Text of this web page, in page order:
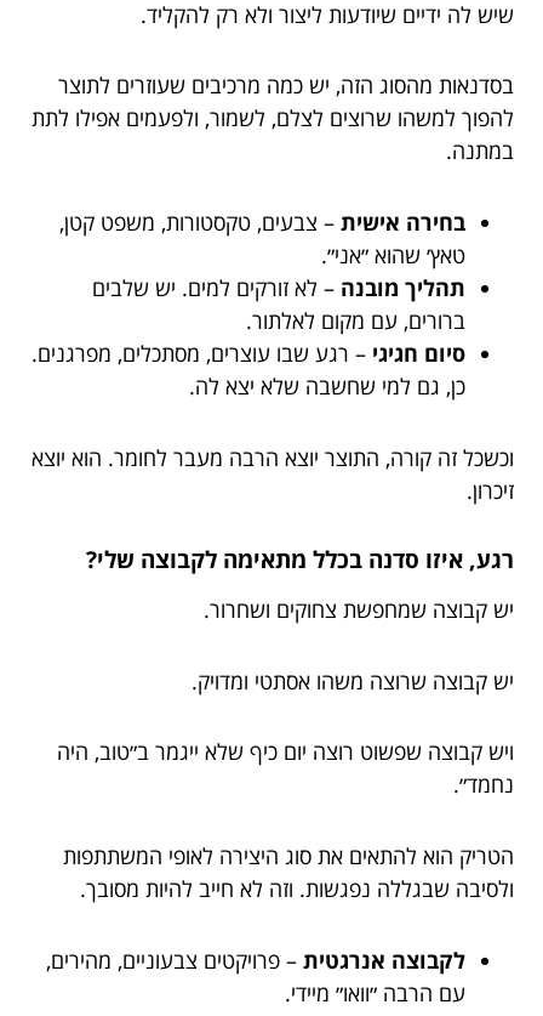
שיש לה ידיים שיודעות ליצור ולא רק להקליד.
בסדנאות מהסוג הזה, יש כמה מרכיבים שעוזרים לתוצר
להפוך למשהו שרוצים לצלם, לשמור, ולפעמים אפילו לתת
במתנה.
בחירה אישית – צבעים, טקסטורות, משפט קטן,
טאץ׳ שהוא ״אני״.
תהליך מובנה – לא זורקים למים. יש שלבים
ברורים, עם מקום לאלתור.
סיום חגיגי – רגע שבו עוצרים, מסתכלים, מפרגנים.
כן, גם למי שחשבה שלא יצא לה.
וכשכל זה קורה, התוצר יוצא הרבה מעבר לחומר. הוא יוצא
זיכרון.
רגע, איזו סדנה בכלל מתאימה לקבוצה שלי?
יש קבוצה שמחפשת צחוקים ושחרור.
יש קבוצה שרוצה משהו אסתטי ומדויק.
ויש קבוצה שפשוט רוצה יום כיף שלא ייגמר ב״טוב, היה
נחמד״.
הטריק הוא להתאים את סוג היצירה לאופי המשתתפות
ולסיבה שבגללה נפגשות. וזה לא חייב להיות מסובך.
לקבוצה אנרגטית – פרויקטים צבעוניים, מהירים,
עם הרבה ״וואו״ מיידי.